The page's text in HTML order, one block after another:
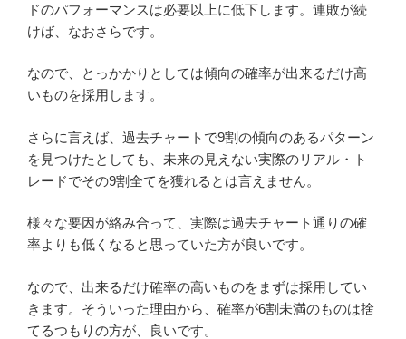
ドのパフォーマンスは必要以上に低下します。連敗が続
けば、なおさらです。
なので、とっかかりとしては傾向の確率が出来るだけ高
いものを採用します。
さらに言えば、過去チャートで9割の傾向のあるパターン
を見つけたとしても、未来の見えない実際のリアル・ト
レードでその9割全てを獲れるとは言えません。
様々な要因が絡み合って、実際は過去チャート通りの確
率よりも低くなると思っていた方が良いです。
なので、出来るだけ確率の高いものをまずは採用してい
きます。そういった理由から、確率が6割未満のものは捨
てるつもりの方が、良いです。